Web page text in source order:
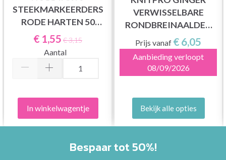
STEEKMARKEERDERS
RODE HARTEN 50
STUKS
€ 1,55 € 3,15
Aantal
In winkelwagentje
VERWISSELBARE
RONDBREINAALDEN
LANG (3.00-15.00MM)
Prijs vanaf € 6,05
Aanbieding verloopt
08/09/2026
Bekijk alle opties
Bespaar tot 50%!